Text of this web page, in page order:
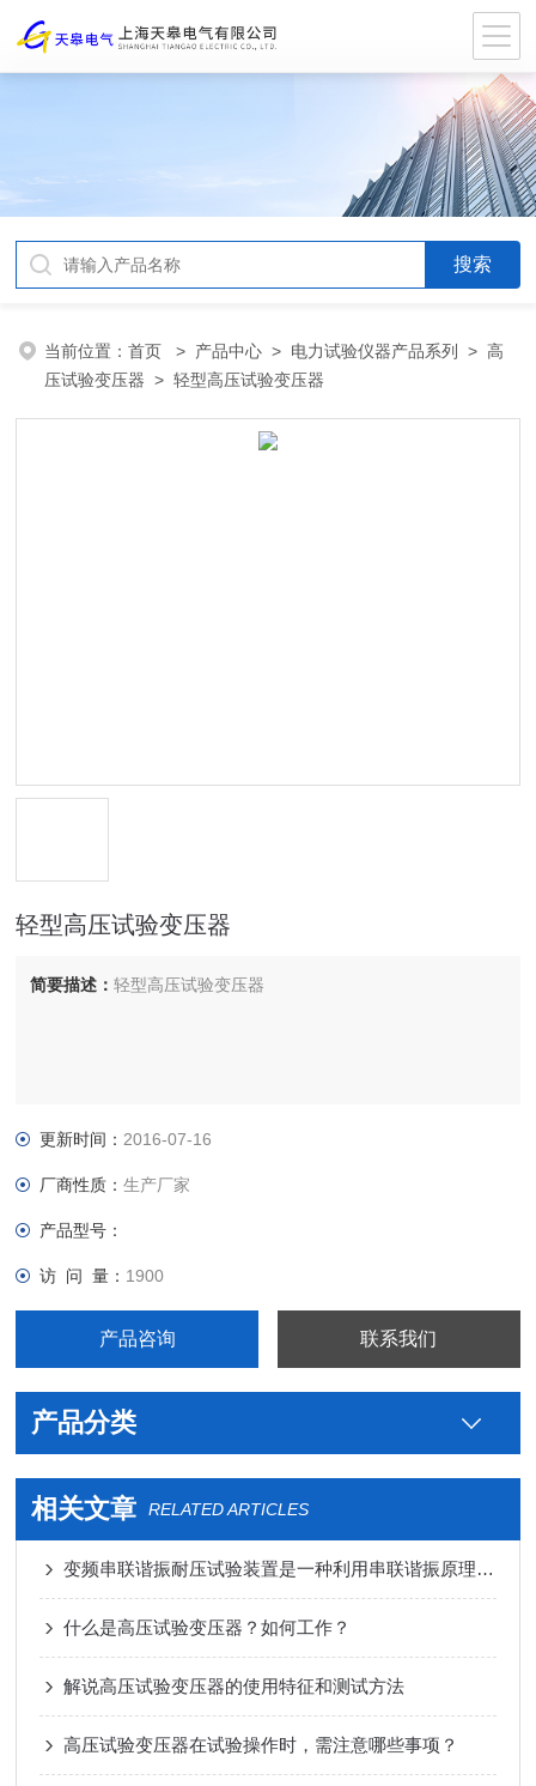
当前位置：首页 > 产品中心 > 电力试验仪器产品系列 >高
压试验变压器 > 轻型高压试验变压器
轻型高压试验变压器
简要描述：轻型高压试验变压器
更新时间： 2016-07-16
厂商性质：生产厂家
产品型号：
访 问 量： 1900
产品咨询 联系我们
产品分类
相关文章 RELATED ARTICLES
变频串联谐振耐压试验装置是一种利用串联谐振原理进行高电压、大电流试验的设备
什么是高压试验变压器？如何工作？
解说高压试验变压器的使用特征和测试方法
高压试验变压器在试验操作时，需注意哪些事项？